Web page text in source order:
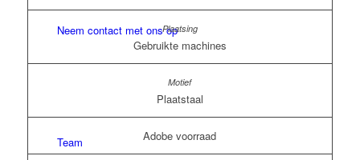
Neem contact met ons op
Team
Gebruikte machines
Plaatstaal
Adobe voorraad